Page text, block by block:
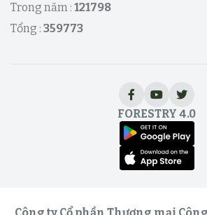
Trong năm : 121798
Tổng : 359773
FORESTRY 4.0